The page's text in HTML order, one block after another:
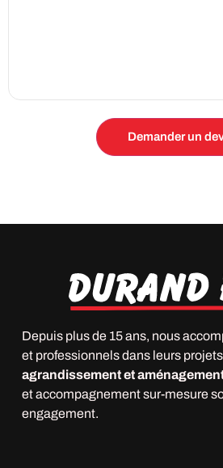
Depuis plus de 15 ans, nous
et professionnels dans leurs
agrandissement et
et accompagnement sur-mesure
engagement.